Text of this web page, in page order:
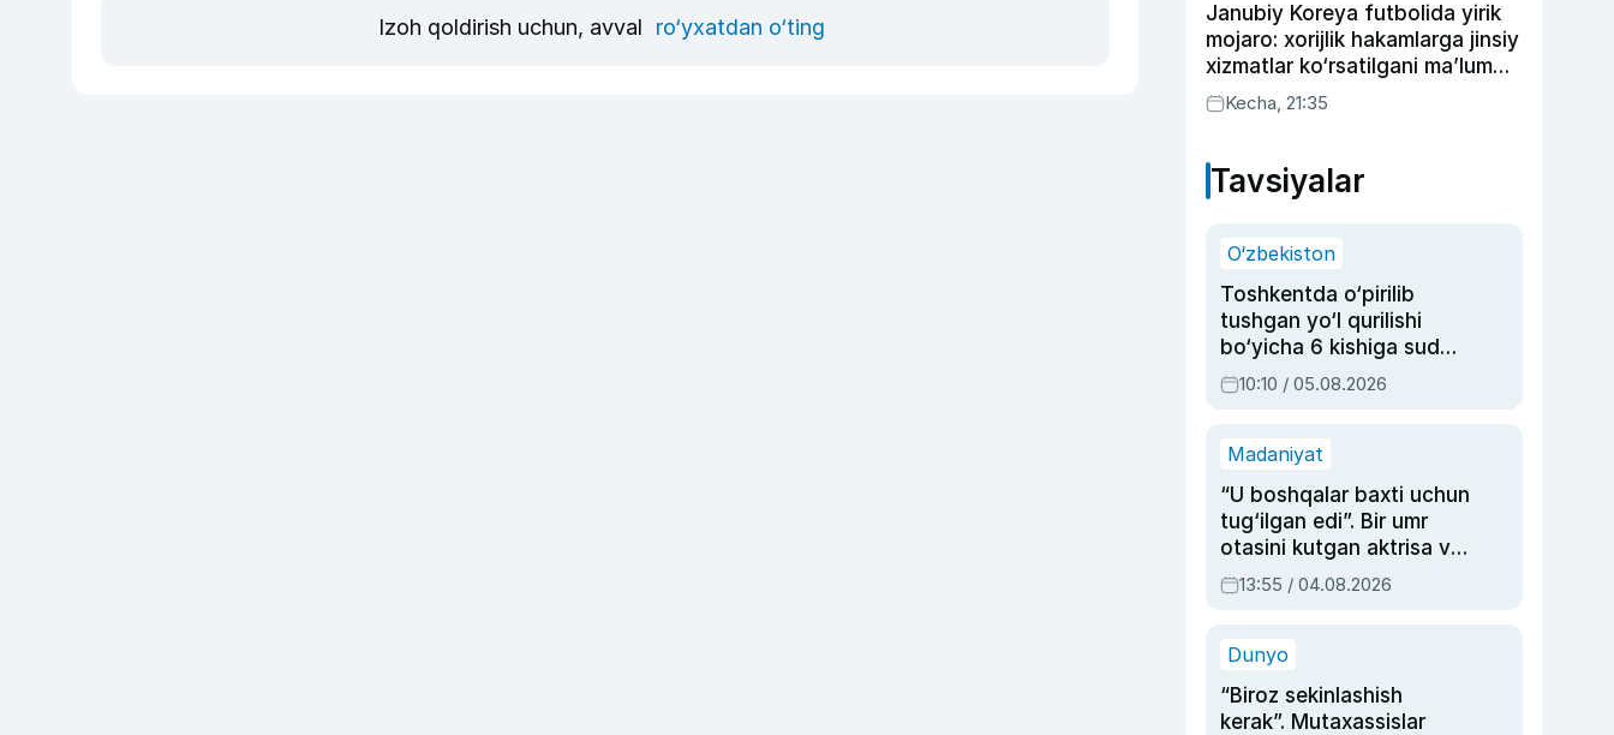
Izoh qoldirish uchun, avval ro‘yxatdan o‘ting
Janubiy Koreya futbolida yirik
mojaro: xorijlik hakamlarga jinsiy
xizmatlar ko‘rsatilgani ma’lum
qilindi
Kecha, 21:35
Tavsiyalar
O‘zbekiston
Toshkentda o‘pirilib
tushgan yo‘l qurilishi
bo‘yicha 6 kishiga sud
hukmi o‘qildi
10:10 / 05.08.2026
Madaniyat
“U boshqalar baxti uchun
tug‘ilgan edi”. Bir umr
otasini kutgan aktrisa va
dublyaj ustasi Rimma
Ahmedovaning
13:55 / 04.08.2026
Dunyo
“Biroz sekinlashish
kerak”. Mutaxassislar